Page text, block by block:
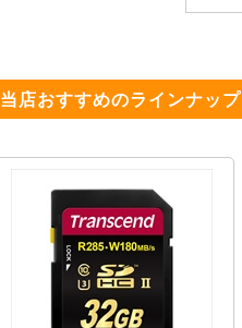
当店おすすめのラインナップ